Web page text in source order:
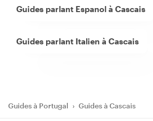
Guides parlant Espanol à Cascais
Guides parlant Italien à Cascais
Guides à Portugal › Guides à Cascais